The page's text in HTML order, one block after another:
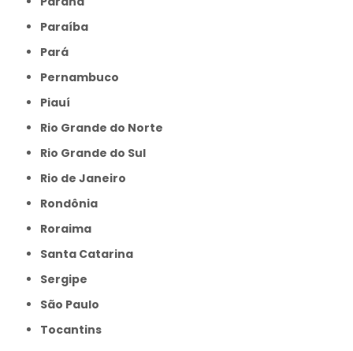
Paraíba
Pará
Pernambuco
Piauí
Rio Grande do Norte
Rio Grande do Sul
Rio de Janeiro
Rondônia
Roraima
Santa Catarina
Sergipe
São Paulo
Tocantins